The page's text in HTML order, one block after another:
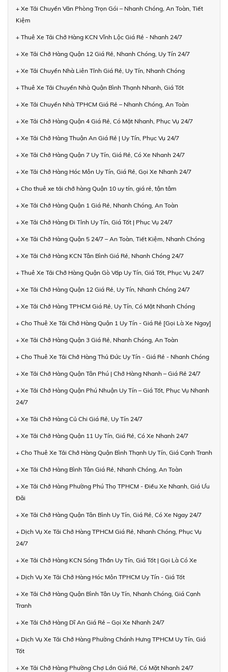
+ Xe Tải Chuyển Văn Phòng Trọn Gói – Nhanh Chóng, An Toàn, Tiết
Kiệm
+ Thuê Xe Tải Chở Hàng KCN Vĩnh Lộc Giá Rẻ - Nhanh 24/7
+ Xe Tải Chở Hàng Quận 12 Giá Rẻ, Nhanh Chóng, Uy Tín 24/7
+ Xe Tải Chuyển Nhà Liên Tỉnh Giá Rẻ, Uy Tín, Nhanh Chóng
+ Thuê Xe Tải Chuyển Nhà Quận Bình Thạnh Nhanh, Giá Tốt
+ Xe Tải Chuyển Nhà TPHCM Giá Rẻ – Nhanh Chóng, An Toàn
+ Xe Tải Chở Hàng Quận 4 Giá Rẻ, Có Mặt Nhanh, Phục Vụ 24/7
+ Xe Tải Chở Hàng Thuận An Giá Rẻ | Uy Tín, Phục Vụ 24/7
+ Xe Tải Chở Hàng Quận 7 Uy Tín, Giá Rẻ, Có Xe Nhanh 24/7
+ Xe Tải Chở Hàng Hóc Môn Uy Tín, Giá Rẻ, Gọi Xe Nhanh 24/7
+ Cho thuê xe tải chở hàng Quận 10 uy tín, giá rẻ, tận tâm
+ Xe Tải Chở Hàng Quận 1 Giá Rẻ, Nhanh Chóng, An Toàn
+ Xe Tải Chở Hàng Đi Tỉnh Uy Tín, Giá Tốt | Phục Vụ 24/7
+ Xe Tải Chở Hàng Quận 5 24/7 – An Toàn, Tiết Kiệm, Nhanh Chóng
+ Xe Tải Chở Hàng KCN Tân Bình Giá Rẻ, Nhanh Chóng 24/7
+ Thuê Xe Tải Chở Hàng Quận Gò Vấp Uy Tín, Giá Tốt, Phục Vụ 24/7
+ Xe Tải Chở Hàng Quận 12 Giá Rẻ, Uy Tín, Nhanh Chóng 24/7
+ Xe Tải Chở Hàng TPHCM Giá Rẻ, Uy Tín, Có Mặt Nhanh Chóng
+ Cho Thuê Xe Tải Chở Hàng Quận 1 Uy Tín - Giá Rẻ [Gọi Là Xe Ngay]
+ Xe Tải Chở Hàng Quận 3 Giá Rẻ, Nhanh Chóng, An Toàn
+ Cho Thuê Xe Tải Chở Hàng Thủ Đức Uy Tín - Giá Rẻ - Nhanh Chóng
+ Xe Tải Chở Hàng Quận Tân Phú | Chở Hàng Nhanh – Giá Rẻ 24/7
+ Xe Tải Chở Hàng Quận Phú Nhuận Uy Tín – Giá Tốt, Phục Vụ Nhanh
24/7
+ Xe Tải Chở Hàng Củ Chi Giá Rẻ, Uy Tín 24/7
+ Xe Tải Chở Hàng Quận 11 Uy Tín, Giá Rẻ, Có Xe Nhanh 24/7
+ Cho Thuê Xe Tải Chở Hàng Quận Bình Thạnh Uy Tín, Giá Cạnh Tranh
+ Xe Tải Chở Hàng Bình Tân Giá Rẻ, Nhanh Chóng, An Toàn
+ Xe Tải Chở Hàng Phường Phú Thọ TPHCM - Điều Xe Nhanh, Giá Ưu
Đãi
+ Xe Tải Chở Hàng Quận Tân Bình Uy Tín, Giá Rẻ, Có Xe Ngay 24/7
+ Dịch Vụ Xe Tải Chở Hàng TPHCM Giá Rẻ, Nhanh Chóng, Phục Vụ
24/7
+ Xe Tải Chở Hàng KCN Sóng Thần Uy Tín, Giá Tốt | Gọi Là Có Xe
+ Dịch Vụ Xe Tải Chở Hàng Hóc Môn TPHCM Uy Tín - Giá Tốt
+ Xe Tải Chở Hàng Quận Bình Tân Uy Tín, Nhanh Chóng, Giá Cạnh
Tranh
+ Xe Tải Chở Hàng Dĩ An Giá Rẻ – Gọi Xe Nhanh 24/7
+ Dịch Vụ Xe Tải Chở Hàng Phường Chánh Hưng TPHCM Uy Tín, Giá
Tốt
+ Xe Tải Chở Hàng Phường Chợ Lớn Giá Rẻ, Có Mặt Nhanh 24/7